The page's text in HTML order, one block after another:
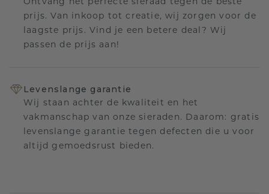
Ontvang het perfecte sieraad tegen de beste
prijs. Van inkoop tot creatie, wij zorgen voor de
laagste prijs. Vind je een betere deal? Wij
passen de prijs aan!
Levenslange garantie
Wij staan achter de kwaliteit en het
vakmanschap van onze sieraden. Daarom: gratis
levenslange garantie tegen defecten die u voor
altijd gemoedsrust bieden.